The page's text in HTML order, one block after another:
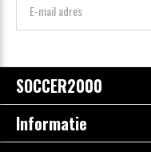
SOCCER2000
Informatie